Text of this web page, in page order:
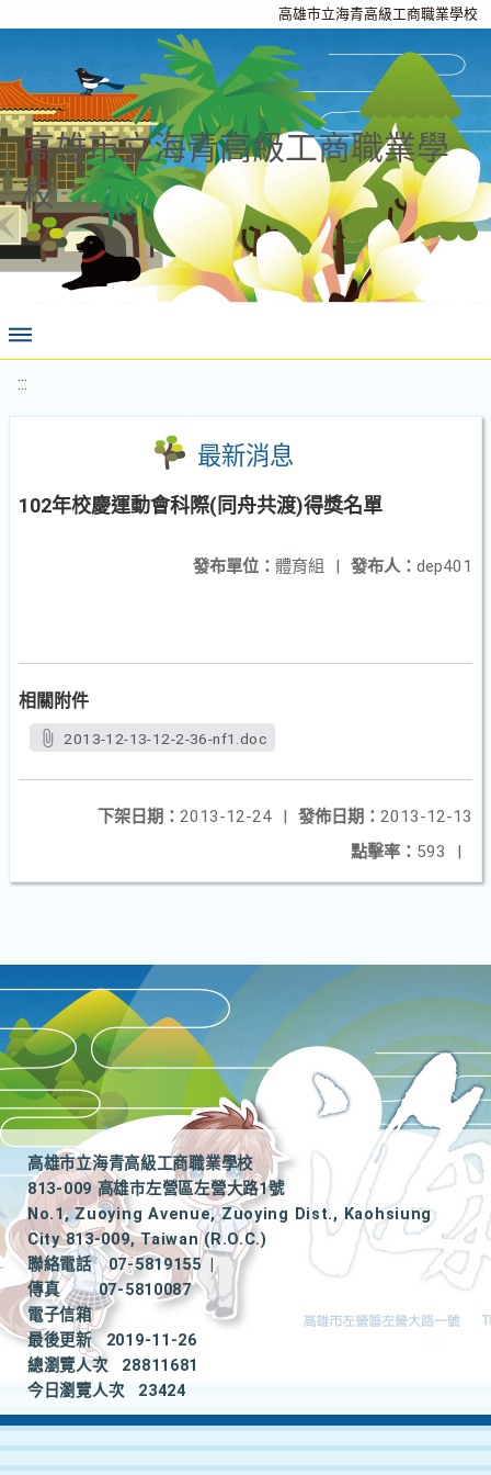
高雄市立海青高級工商職業學校
高雄市立海青高級工商職業學
校
:::
最新消息
102年校慶運動會科際(同舟共渡)得獎名單
發布人： dep401
發布單位： 體育組 |
相關附件
2013-12-13-12-2-36-nf1.doc
發佈日期： 2013-12-13
下架日期： 2013-12-24
|
點擊率： 593 |
高雄市立海青高級工商職業學校
813-009 高雄市左營區左營大路1號
No.1, Zuoying Avenue, Zuoying Dist., Kaohsiung
City 813-009, Taiwan (R.O.C.)
聯絡電話
07-5819155
|
傳真
07-5810087
電子信箱
最後更新
2019-11-26
總瀏覽人次
28811681
今日瀏覽人次
23424